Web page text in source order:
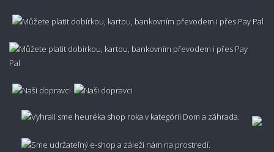
Koľko stojí doprava?